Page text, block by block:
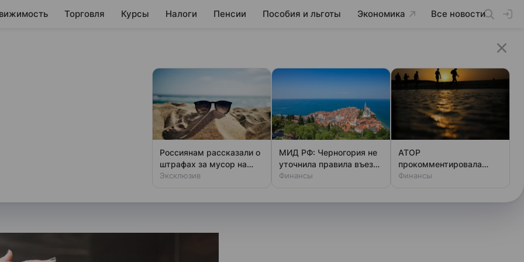
Торговля Курсы Налоги Пенсии Пособия и льготы Экономика Все новости
образование детей
по сравнению с прошлым
Почта Банка.
Россиянам рассказали о
штрафах за мусор на
пляже
Эксклюзив
МИД РФ: Черногория не
уточнила правила въезда
для россиян с 1 ноября
Финансы
АТОР
прокомментировала
данные о жалобах
Финансы